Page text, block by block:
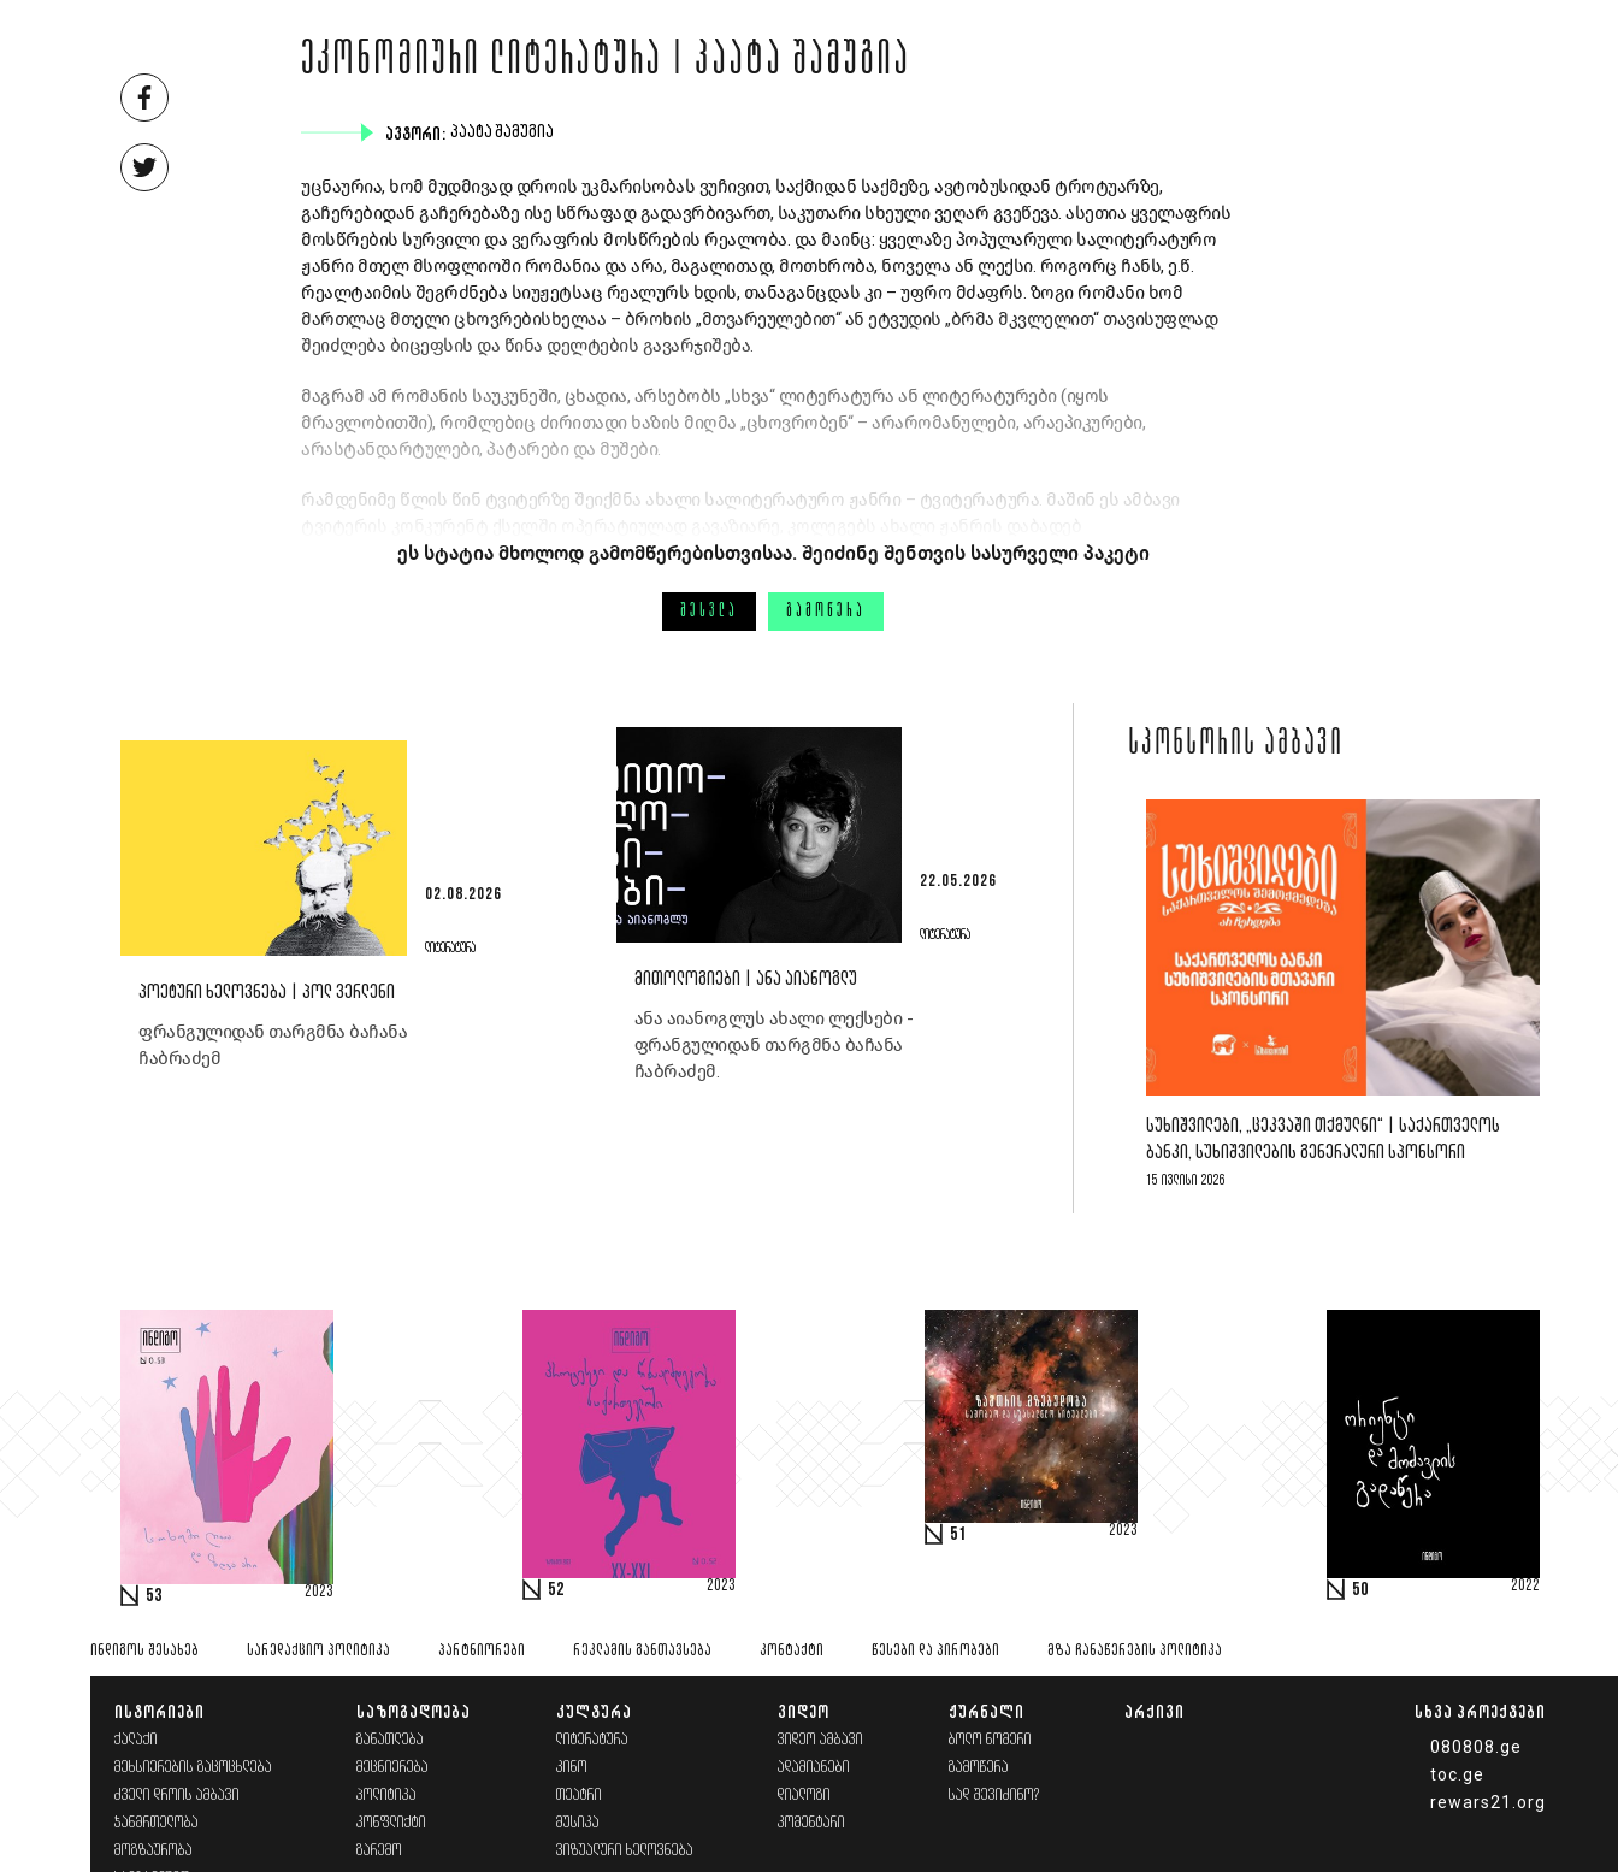
ᲔᲙᲝᲜᲝᲛᲘᲣᲠᲘ ᲚᲘᲢᲔᲠᲐᲢᲣᲠᲐ | ᲞᲐᲐᲢᲐ ᲨᲐᲛᲣᲒᲘᲐ
ᲐᲕᲢᲝᲠᲘ: ᲞᲐᲐᲢᲐ ᲨᲐᲛᲣᲒᲘᲐ
უცნაურია, ხომ მუდმივად დროის უკმარისობას ვუჩივით, საქმიდან საქმეზე, ავტობუსიდან ტროტუარზე,
გაჩერებიდან გაჩერებაზე ისე სწრაფად გადავრბივართ, საკუთარი სხეული ვეღარ გვეწევა. ასეთია ყველაფრის
მოსწრების სურვილი და ვერაფრის მოსწრების რეალობა. და მაინც: ყველაზე პოპულარული სალიტერატურო
ჟანრი მთელ მსოფლიოში რომანია და არა, მაგალითად, მოთხრობა, ნოველა ან ლექსი. როგორც ჩანს, ე.წ.
რეალტაიმის შეგრძნება სიუჟეტსაც რეალურს ხდის, თანაგანცდას კი – უფრო მძაფრს. ზოგი რომანი ხომ
მართლაც მთელი ცხოვრებისხელაა – ბროხის „მთვარეულებით“ ან ეტვუდის „ბრმა მკვლელით“ თავისუფლად
შეიძლება ბიცეფსის და წინა დელტების გავარჯიშება.
მაგრამ ამ რომანის საუკუნეში, ცხადია, არსებობს „სხვა“ ლიტერატურა ან ლიტერატურები (იყოს
მრავლობითში), რომლებიც ძირითადი ხაზის მიღმა „ცხოვრობენ“ – არარომანულები, არაეპიკურები,
არასტანდარტულები, პატარები და მუშები.
რამდენიმე წლის წინ ტვიტერზე შეიქმნა ახალი სალიტერატურო ჟანრი – ტვიტერატურა. მაშინ ეს ამბავი
ეს სტატია მხოლოდ გამომწერებისთვისაა. შეიძინე შენთვის სასურველი პაკეტი
ᲨᲔᲡᲕᲚᲐ ᲒᲐᲛᲝᲬᲔᲠᲐ
02.08.2026
ᲚᲘᲢᲔᲠᲐᲢᲣᲠᲐ
ᲞᲝᲔᲢᲣᲠᲘ ᲮᲔᲚᲝᲕᲜᲔᲑᲐ | ᲞᲝᲚ ᲕᲔᲠᲚᲔᲜᲘ
ფრანგულიდან თარგმნა ბაჩანა
ჩაბრაძემ
22.05.2026
ᲚᲘᲢᲔᲠᲐᲢᲣᲠᲐ
ᲛᲘᲗᲝᲚᲝᲒᲘᲔᲑᲘ | ᲐᲜᲐ ᲐᲘᲐᲜᲝᲒᲚᲣ
ანა აიანოგლუს ახალი ლექსები -
ფრანგულიდან თარგმნა ბაჩანა
ჩაბრაძემ.
ᲡᲞᲝᲜᲡᲝᲠᲘᲡ ᲐᲛᲑᲐᲕᲘ
ᲡᲣᲮᲘᲨᲕᲘᲚᲔᲑᲘ, „ᲪᲔᲙᲕᲐᲨᲘ ᲗᲥᲛᲣᲚᲜᲘ“ | ᲡᲐᲥᲐᲠᲗᲕᲔᲚᲝᲡ
ᲑᲐᲜᲙᲘ, ᲡᲣᲮᲘᲨᲕᲘᲚᲔᲑᲘᲡ ᲒᲔᲜᲔᲠᲐᲚᲣᲠᲘ ᲡᲞᲝᲜᲡᲝᲠᲘ
15 ივლისი 2026
53 2023 52 2023
51 2023
50 2022
ᲘᲜᲓᲘᲒᲝᲡ ᲨᲔᲡᲐᲮᲔᲑ ᲡᲐᲠᲔᲓᲐᲥᲪᲘᲝ ᲞᲝᲚᲘᲢᲘᲙᲐ ᲞᲐᲠᲢᲜᲘᲝᲠᲔᲑᲘ ᲠᲔᲙᲚᲐᲛᲘᲡ ᲒᲐᲜᲗᲐᲕᲡᲔᲑᲐ ᲙᲝᲜᲢᲐᲥᲢᲘ ᲬᲔᲡᲔᲑᲘ ᲓᲐ ᲞᲘᲠᲝᲑᲔᲑᲘ ᲛᲖᲐ ᲩᲐᲜᲐᲬᲔᲠᲔᲑᲘᲡ ᲞᲝᲚᲘᲢᲘᲙᲐ
ᲘᲡᲢᲝᲠᲘᲔᲑᲘ
ᲥᲐᲚᲐᲥᲘ
ᲛᲔᲮᲡᲘᲔᲠᲔᲑᲘᲡ ᲒᲐᲪᲝᲪᲮᲚᲔᲑᲐ
ᲫᲕᲔᲚᲘ ᲓᲠᲝᲘᲡ ᲐᲛᲑᲐᲕᲘ
ᲯᲐᲜᲛᲠᲗᲔᲚᲝᲑᲐ
ᲛᲝᲒᲖᲐᲣᲠᲝᲑᲐ
ᲡᲐᲖᲝᲒᲐᲓᲝᲔᲑᲐ
ᲒᲐᲜᲐᲗᲚᲔᲑᲐ
ᲛᲔᲪᲜᲘᲔᲠᲔᲑᲐ
ᲞᲝᲚᲘᲢᲘᲙᲐ
ᲙᲝᲜᲤᲚᲘᲥᲢᲘ
ᲒᲐᲠᲔᲛᲝ
ᲙᲣᲚᲢᲣᲠᲐ
ᲚᲘᲢᲔᲠᲐᲢᲣᲠᲐ
ᲙᲘᲜᲝ
ᲗᲔᲐᲢᲠᲘ
ᲛᲣᲡᲘᲙᲐ
ᲕᲘᲖᲣᲐᲚᲣᲠᲘ ᲮᲔᲚᲝᲕᲜᲔᲑᲐ
ᲕᲘᲓᲔᲝ
ᲕᲘᲓᲔᲝ ᲐᲛᲑᲐᲕᲘ
ᲐᲓᲐᲛᲘᲐᲜᲔᲑᲘ
ᲓᲘᲐᲚᲝᲒᲘ
ᲙᲝᲛᲔᲜᲢᲐᲠᲘ
ᲟᲣᲠᲜᲐᲚᲘ
ᲑᲝᲚᲝ ᲜᲝᲛᲔᲠᲘ
ᲒᲐᲛᲝᲬᲔᲠᲐ
ᲡᲐᲓ ᲨᲔᲕᲘᲫᲘᲜᲝ?
ᲐᲠᲥᲘᲕᲘ ᲡᲮᲕᲐ ᲞᲠᲝᲔᲥᲢᲔᲑᲘ
080808.ge
toc.ge
rewars21.org